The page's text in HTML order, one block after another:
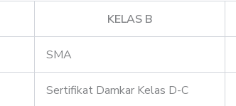
KELAS B
SMA
Sertifikat Damkar Kelas D-C